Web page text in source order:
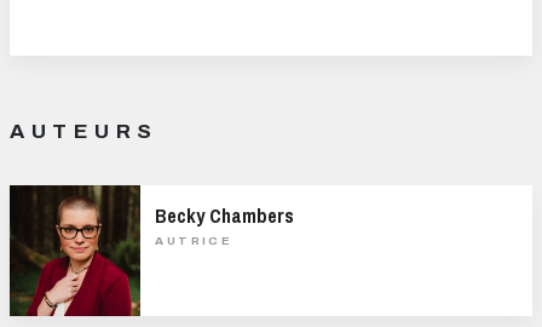
AUTEURS
Becky Chambers
AUTRICE